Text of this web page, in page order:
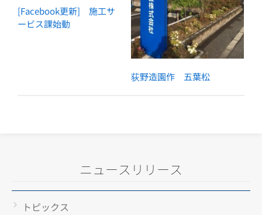
[Facebook更新] 施工サ
ービス課始動
荻野造園作 五葉松
ニュースリリース
トピックス